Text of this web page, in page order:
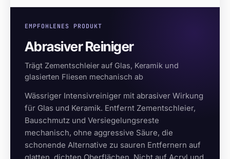
EMPFOHLENES PRODUKT
Abrasiver Reiniger
Trägt Zementschleier auf Glas, Keramik und
glasierten Fliesen mechanisch ab
Wässriger Intensivreiniger mit abrasiver Wirkung
für Glas und Keramik. Entfernt Zementschleier,
Bauschmutz und Versiegelungsreste
mechanisch, ohne aggressive Säure, die
schonende Alternative zu sauren Entfernern auf
glatten, dichten Oberflächen. Nicht auf Acryl und